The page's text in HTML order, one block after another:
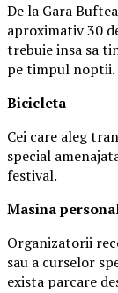
De la Gara
aproximativ 30
trebuie insa sa
pe timpul noptii.
Bicicleta
Cei care aleg
special
festival.
Masina
Organizatorii
sau a curselor
exista parcare